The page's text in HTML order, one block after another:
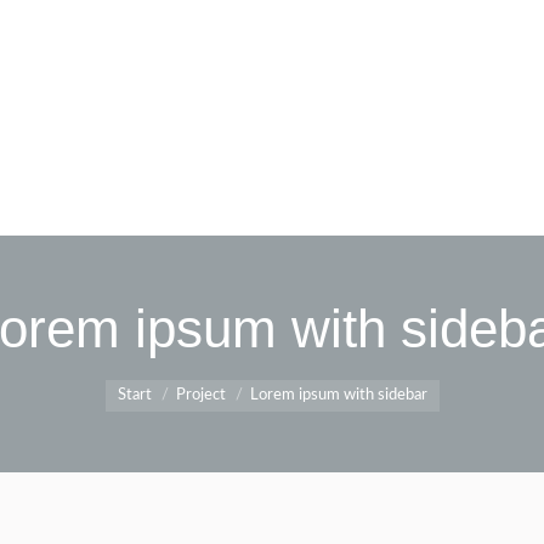
ipsum with
Start Project Lorem ipsum with sidebar